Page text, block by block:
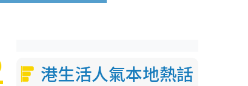
港生活人氣本地熱話